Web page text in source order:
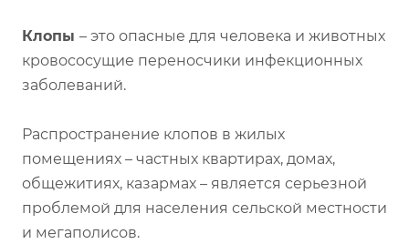
Клопы – это опасные для человека и животных
кровососущие переносчики инфекционных
заболеваний.
Распространение клопов в жилых
помещениях – частных квартирах, домах,
общежитиях, казармах – является серьезной
проблемой для населения сельской местности
и мегаполисов.